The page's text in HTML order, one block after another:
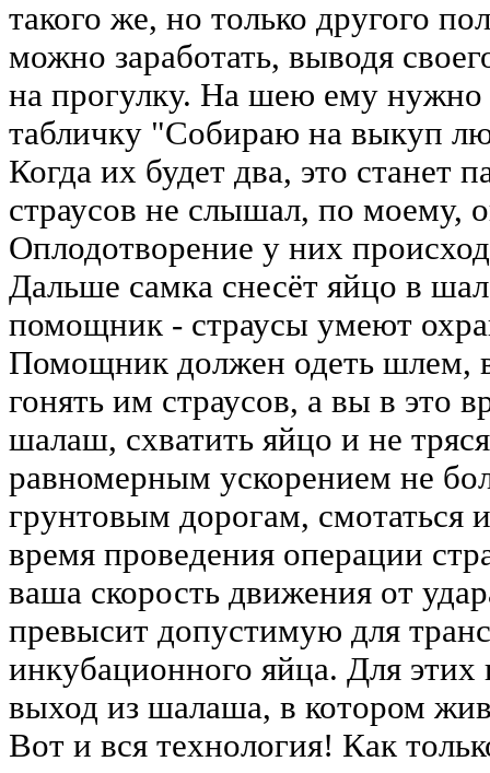
такого же, но только другого
можно заработать, выводя
на прогулку. На шею ему нужно
табличку "Собираю на выкуп
Когда их будет два, это станет
страусов не слышал, по моему,
Оплодотворение у них
Дальше самка снесёт яйцо в
помощник - страусы умеют
Помощник должен одеть шлем,
гонять им страусов, а вы в это
шалаш, схватить яйцо и не
равномерным ускорением не
грунтовым дорогам, смотаться
время проведения операции
ваша скорость движения от
превысит допустимую для
инкубационного яйца. Для
выход из шалаша, в котором
Вот и вся технология! Как